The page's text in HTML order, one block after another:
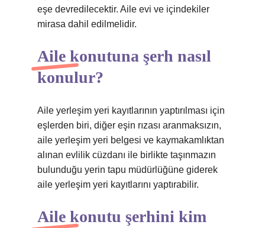
eşe devredilecektir. Aile evi ve içindekiler
mirasa dahil edilmelidir.
Aile konutuna şerh nasıl
konulur?
Aile yerleşim yeri kayıtlarının yaptırılması için
eşlerden biri, diğer eşin rızası aranmaksızın,
aile yerleşim yeri belgesi ve kaymakamlıktan
alınan evlilik cüzdanı ile birlikte taşınmazın
bulunduğu yerin tapu müdürlüğüne giderek
aile yerleşim yeri kayıtlarını yaptırabilir.
Aile konutu şerhini kim